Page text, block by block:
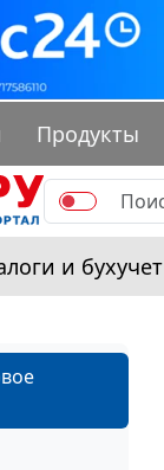
Продукты
и бухучет